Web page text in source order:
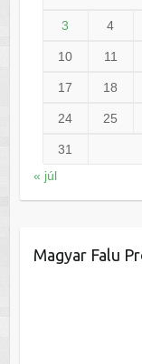
3 4
10 11
17 18
24 25
31
« júl
Magyar Falu